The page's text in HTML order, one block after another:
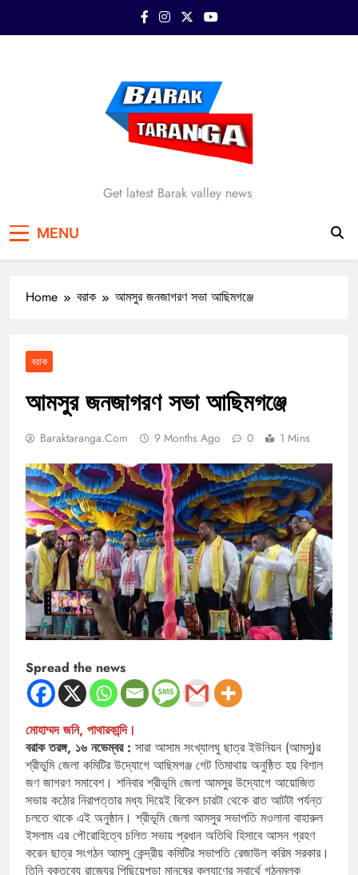
Barak Taranga
Get latest Barak valley news
MENU
Home বরাক আমসুর জনজাগরণ সভা আছিমগঞ্জে
বরাক
আমসুর জনজাগরণ সভা আছিমগঞ্জে
Baraktaranga.com 9 Months Ago 0 1 Mins
Spread the news
মোহাম্মদ জনি, পাথারকান্দি।
বরাক তরঙ্গ, ১৬ নভেম্বর : সারা আসাম সংখ্যালঘু ছাত্র ইউনিয়ন (আমসু)র
শ্রীভুমি জেলা কমিটির উদ্যোগে আছিমগঞ্জ গেট তিমাথায় অনুষ্ঠিত হয় বিশাল
জণ জাগরণ সমাবেশ। শনিবার শ্রীভূমি জেলা আমসুর উদ্যোগে আয়োজিত
সভায় কঠোর নিরাপত্তার মধ্য দিয়েই বিকেল চারটা থেকে রাত আটটা পর্যন্ত
চলতে থাকে এই অনুষ্ঠান। শ্রীভূমি জেলা আমসুর সভাপতি মওলানা বাহারুল
ইসলাম এর পৌরোহিত্বে চলিত সভায় প্রধান অতিথি হিসাবে আসন গ্রহণ
করেন ছাত্র সংগঠন আমসু কেন্দ্রীয় কমিটির সভাপতি রেজাউল করিম সরকার।
তিনি বক্তব্যে রাজ্যের পিছিয়েপড়া মানুষের কল্যাণের স্বার্থে গঠনমূলক